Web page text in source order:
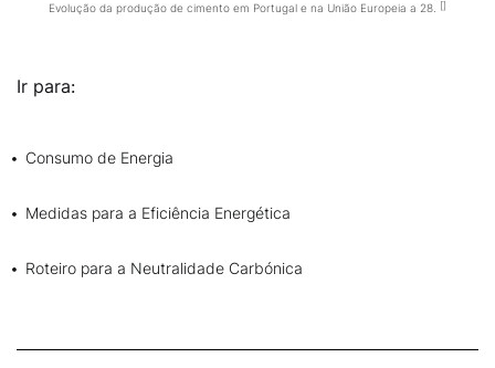
Evolução da produção de cimento em Portugal e na União Europeia a 28.
Ir para:
Consumo de Energia
Medidas para a Eficiência Energética
Roteiro para a Neutralidade Carbónica